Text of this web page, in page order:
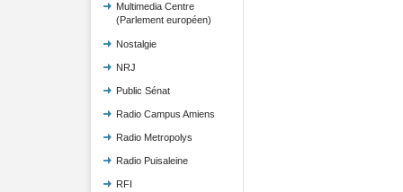
Multimedia Centre
(Parlement européen)
Nostalgie
NRJ
Public Sénat
Radio Campus Amiens
Radio Metropolys
Radio Puisaleine
RFI